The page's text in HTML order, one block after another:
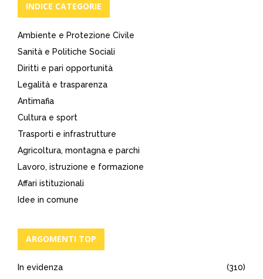
INDICE CATEGORIE
Ambiente e Protezione Civile
Sanità e Politiche Sociali
Diritti e pari opportunità
Legalità e trasparenza
Antimafia
Cultura e sport
Trasporti e infrastrutture
Agricoltura, montagna e parchi
Lavoro, istruzione e formazione
Affari istituzionali
Idee in comune
ARGOMENTI TOP
In evidenza
(310)